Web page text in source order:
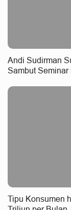
Andi Sudirman
Sambut Seminar
Desa Beri
Tipu Konsumen